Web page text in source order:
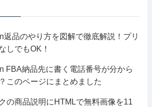
返品のやり方を図解で徹底解説！プリ
しでもOK！
FBA納品先に書く電話番号が分から
このページにまとめました
の商品説明にHTMLで無料画像を11